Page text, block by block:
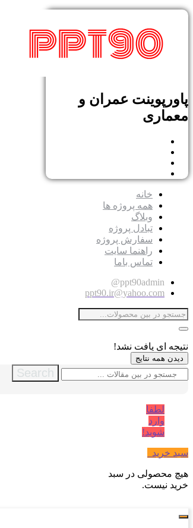
پاورپوینت عمران و
معماری
خانه
همه پروژه ها
وبلاگ
تبادل پروژه
سفارش پروژه
راهنما سایت
تماس باما
ppt90admin@
ppt90.ir@yahoo.com
نتیجه ای یافت نشد!
دیدن همه نتایج
Search
لطفا
وارد
شوید!
سبد خرید
هیچ محصولی در سبد
خرید نیست.